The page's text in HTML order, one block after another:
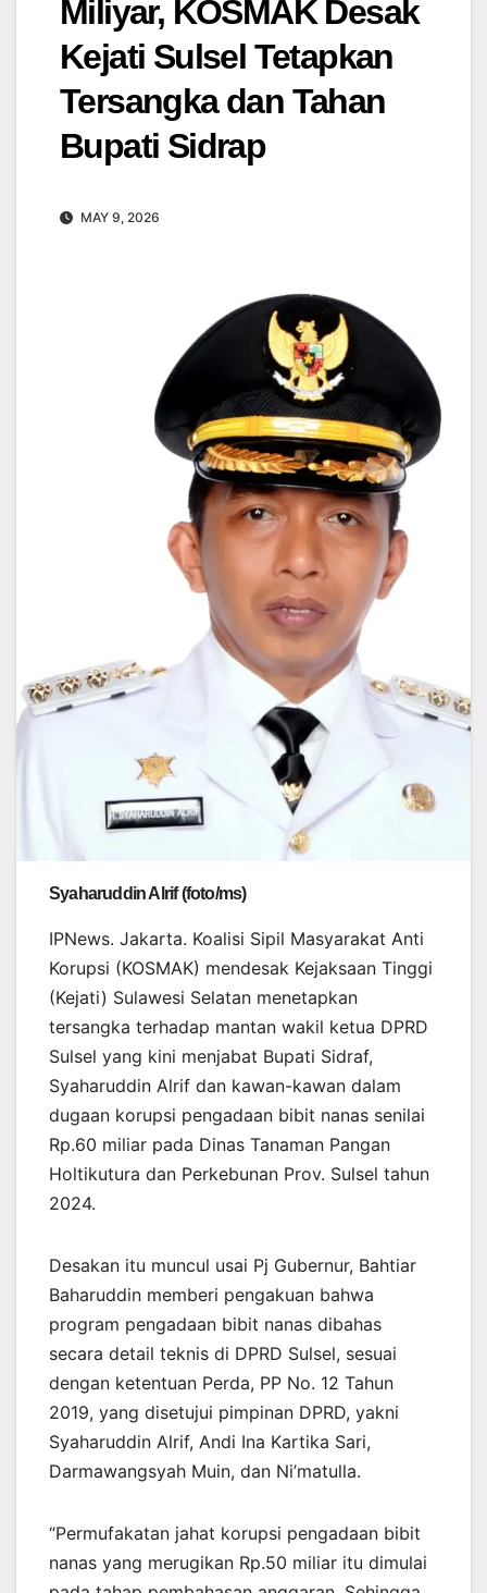
Miliyar, KOSMAK Desak
Kejati Sulsel Tetapkan
Tersangka dan Tahan
Bupati Sidrap
MAY 9, 2026
Syaharuddin Alrif (foto/ms)
IPNews. Jakarta. Koalisi Sipil Masyarakat Anti
Korupsi (KOSMAK) mendesak Kejaksaan Tinggi
(Kejati) Sulawesi Selatan menetapkan
tersangka terhadap mantan wakil ketua DPRD
Sulsel yang kini menjabat Bupati Sidraf,
Syaharuddin Alrif dan kawan-kawan dalam
dugaan korupsi pengadaan bibit nanas senilai
Rp.60 miliar pada Dinas Tanaman Pangan
Holtikutura dan Perkebunan Prov. Sulsel tahun
2024.
Desakan itu muncul usai Pj Gubernur, Bahtiar
Baharuddin memberi pengakuan bahwa
program pengadaan bibit nanas dibahas
secara detail teknis di DPRD Sulsel, sesuai
dengan ketentuan Perda, PP No. 12 Tahun
2019, yang disetujui pimpinan DPRD, yakni
Syaharuddin Alrif, Andi Ina Kartika Sari,
Darmawangsyah Muin, dan Ni’matulla.
“Permufakatan jahat korupsi pengadaan bibit
nanas yang merugikan Rp.50 miliar itu dimulai